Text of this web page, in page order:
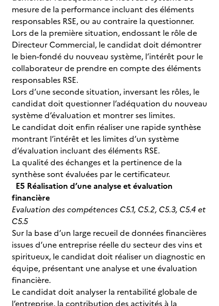
mesure de la performance incluant des éléments
responsables RSE, ou au contraire la questionner.
Lors de la première situation, endossant le rôle de
Directeur Commercial, le candidat doit démontrer
le bien-fondé du nouveau système, l’intérêt pour le
collaborateur de prendre en compte des éléments
responsables RSE.
Lors d’une seconde situation, inversant les rôles, le
candidat doit questionner l’adéquation du nouveau
système d’évaluation et montrer ses limites.
Le candidat doit enfin réaliser une rapide synthèse
montrant l’intérêt et les limites d’un système
d’évaluation incluant des éléments RSE.
La qualité des échanges et la pertinence de la
synthèse sont évaluées par le certificateur.
E5 Réalisation d’une analyse et évaluation
financière
Evaluation des compétences C5.1, C5.2, C5.3, C5.4 et
C5.5
Sur la base d’un large recueil de données financières
issues d’une entreprise réelle du secteur des vins et
spiritueux, le candidat doit réaliser un diagnostic en
équipe, présentant une analyse et une évaluation
financière.
Le candidat doit analyser la rentabilité globale de
l’entreprise, la contribution des activités à la